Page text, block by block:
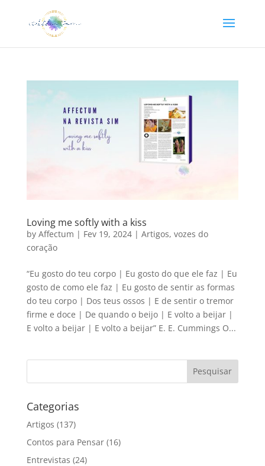
Loving me softly with a kiss
by Affectum | Fev 19, 2024| Artigos, vozes do
coração
“Eu gosto do teu corpo | Eu gosto do que ele faz | Eu
gosto de como ele faz | Eu gosto de sentir as formas
do teu corpo | Dos teus ossos | E de sentir o tremor
firme e doce | De quando o beijo | E volto a beijar |
E volto a beijar | E volto a beijar” E. E. Cummings O...
Categorias
Artigos (137)
Contos para Pensar(16)
Entrevistas (24)